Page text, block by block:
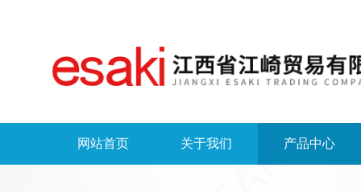
网站首页 关于我们 产品中心